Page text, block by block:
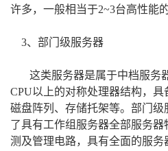
许多，一般相当于2~3台高性能
3、部门级服务器
这类服务器是属于中档服务
CPU以上的对称处理器结构，
磁盘阵列、存储托架等。部门
了具有工作组服务器全部服务
测及管理电路，具有全面的服